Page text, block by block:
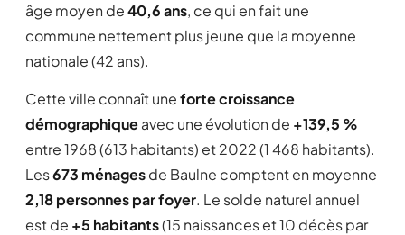
âge moyen de40,6 ans, ce qui en fait une
commune nettement plus jeune que la moyenne
nationale (42 ans).
Cette ville connaît uneforte croissance
démographiqueavec une évolution de +139,5 %
entre 1968 (613 habitants) et 2022 (1 468 habitants).
Les673 ménagesde Baulne comptent en moyenne
2,18 personnes par foyer. Le solde naturel annuel
est de +5 habitants(15 naissances et 10 décès par